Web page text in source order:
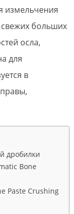
измельчения
свежих больших
осла,
для
в
дробилки
Bone
Paste Crushing